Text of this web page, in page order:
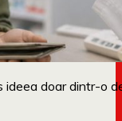
ideea doar dintr-o